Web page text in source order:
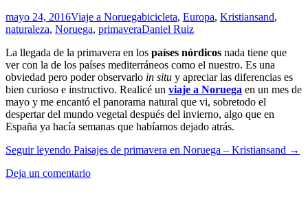
mayo 24, 2016Viaje a Noruegabicicleta, Europa, Kristiansand,
naturaleza, Noruega, primaveraDaniel Ruiz
La llegada de la primavera en los países nórdicos nada tiene que
ver con la de los países mediterráneos como el nuestro. Es una
obviedad pero poder observarlo in situ y apreciar las diferencias es
bien curioso e instructivo. Realicé un viaje a Noruega en un mes de
mayo y me encantó el panorama natural que vi, sobretodo el
despertar del mundo vegetal después del invierno, algo que en
España ya hacía semanas que habíamos dejado atrás.
Seguir leyendo Paisajes de primavera en Noruega – Kristiansand →
Deja un comentario